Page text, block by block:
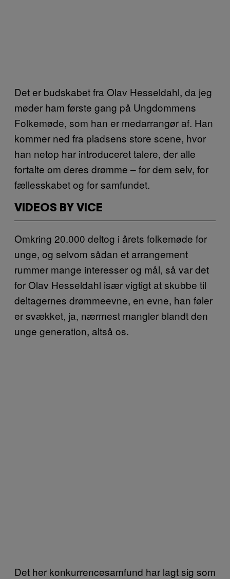
Det er budskabet fra Olav Hesseldahl, da jeg
møder ham første gang på Ungdommens
Folkemøde, som han er medarrangør af. Han
kommer ned fra pladsens store scene, hvor
han netop har introduceret talere, der alle
fortalte om deres drømme – for dem selv, for
fællesskabet og for samfundet.
VIDEOS BY VICE
Omkring 20.000 deltog i årets folkemøde for
unge, og selvom sådan et arrangement
rummer mange interesser og mål, så var det
for Olav Hesseldahl især vigtigt at skubbe til
deltagernes drømmeevne, en evne, han føler
er svækket, ja, nærmest mangler blandt den
unge generation, altså os.
Det her konkurrencesamfund har lagt sig som